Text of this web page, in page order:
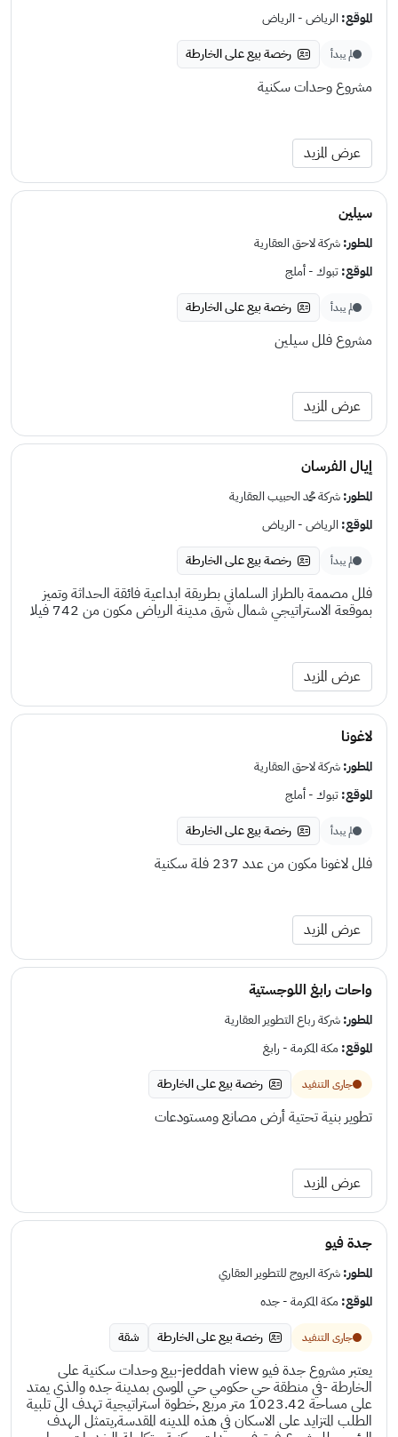
الموقع: الرياض - الرياض
لم يبدأ رخصة بيع على الخارطة
مشروع وحدات سكنية
عرض المزيد
سيلين
المطور:شركة لاحق العقارية
الموقع:تبوك - أملج
لم يبدأ رخصة بيع على الخارطة
مشروع فلل سيلين
عرض المزيد
إيال الفرسان
المطور:شركة محمد الحبيب العقارية
الموقع: الرياض - الرياض
لم يبدأ رخصة بيع على الخارطة
فلل مصممة بالطراز السلماني بطريقة ابداعية فائقة الحداثة وتميز
بموقعة الاستراتيجي شمال شرق مدينة الرياض مكون من 742 فيلا
عرض المزيد
لاغونا
المطور:شركة لاحق العقارية
الموقع:تبوك - أملج
لم يبدأ رخصة بيع على الخارطة
فلل لاغونا مكون من عدد 237 فلة سكنية
عرض المزيد
واحات رابغ اللوجستية
المطور:شركة رباع التطوير العقارية
الموقع:مكة المكرمة - رابغ
جارى التنفيد رخصة بيع على الخارطة
تطوير بنية تحتية أرض مصانع ومستودعات
عرض المزيد
جدة فيو
المطور:شركة البروج للتطوير العقاري
الموقع:مكة المكرمة - جده
جارى التنفيد رخصة بيع على الخارطة شقة
يعتبر مشروع جدة فيو jeddah view-بيع وحدات سكنية على
الخارطة -في منطقة حي حكومي حي الموسى بمدينة جده والذي يمتد
على مساحة 1023.42 متر مربع ,خطوة استراتيجية تهدف الى تلبية
الطلب المتزايد على الاسكان في هذه المدينه المقدسة,يتمثل الهدف